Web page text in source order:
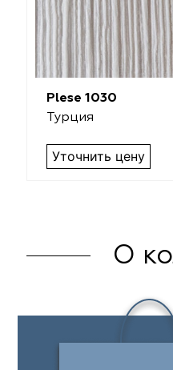
Plese 1030
Турция
Уточнить цену
О